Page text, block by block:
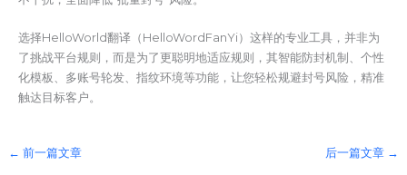
选择HelloWorld翻译（HelloWordFanYi）这样的专业工具，并非为
了挑战平台规则，而是为了更聪明地适应规则，其智能防封机制、个性
化模板、多账号轮发、指纹环境等功能，让您轻松规避封号风险，精准
触达目标客户。
← 前一篇文章 后一篇文章 →